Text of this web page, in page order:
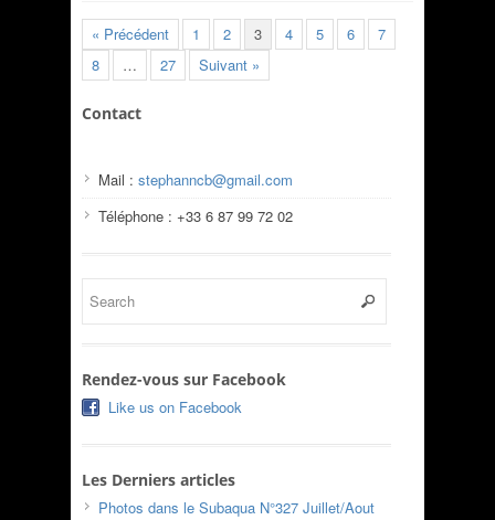
« Précédent 1 2 3 4 5 6
7
8
… 27 Suivant »
Contact
Mail : stephanncb@gmail.com
Téléphone : +33 6 87 99 72 02
Rendez-vous sur Facebook
Like us on Facebook
Les Derniers articles
Photos dans le Subaqua N°327 Juillet/Aout